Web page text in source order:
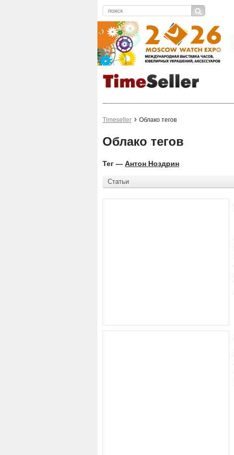
Timeseller Облако тегов
Облако тегов
Тег — Антон Ноздрин
Статьи